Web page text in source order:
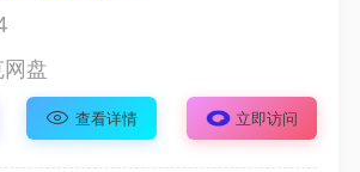
盘
查看详情 立即访问